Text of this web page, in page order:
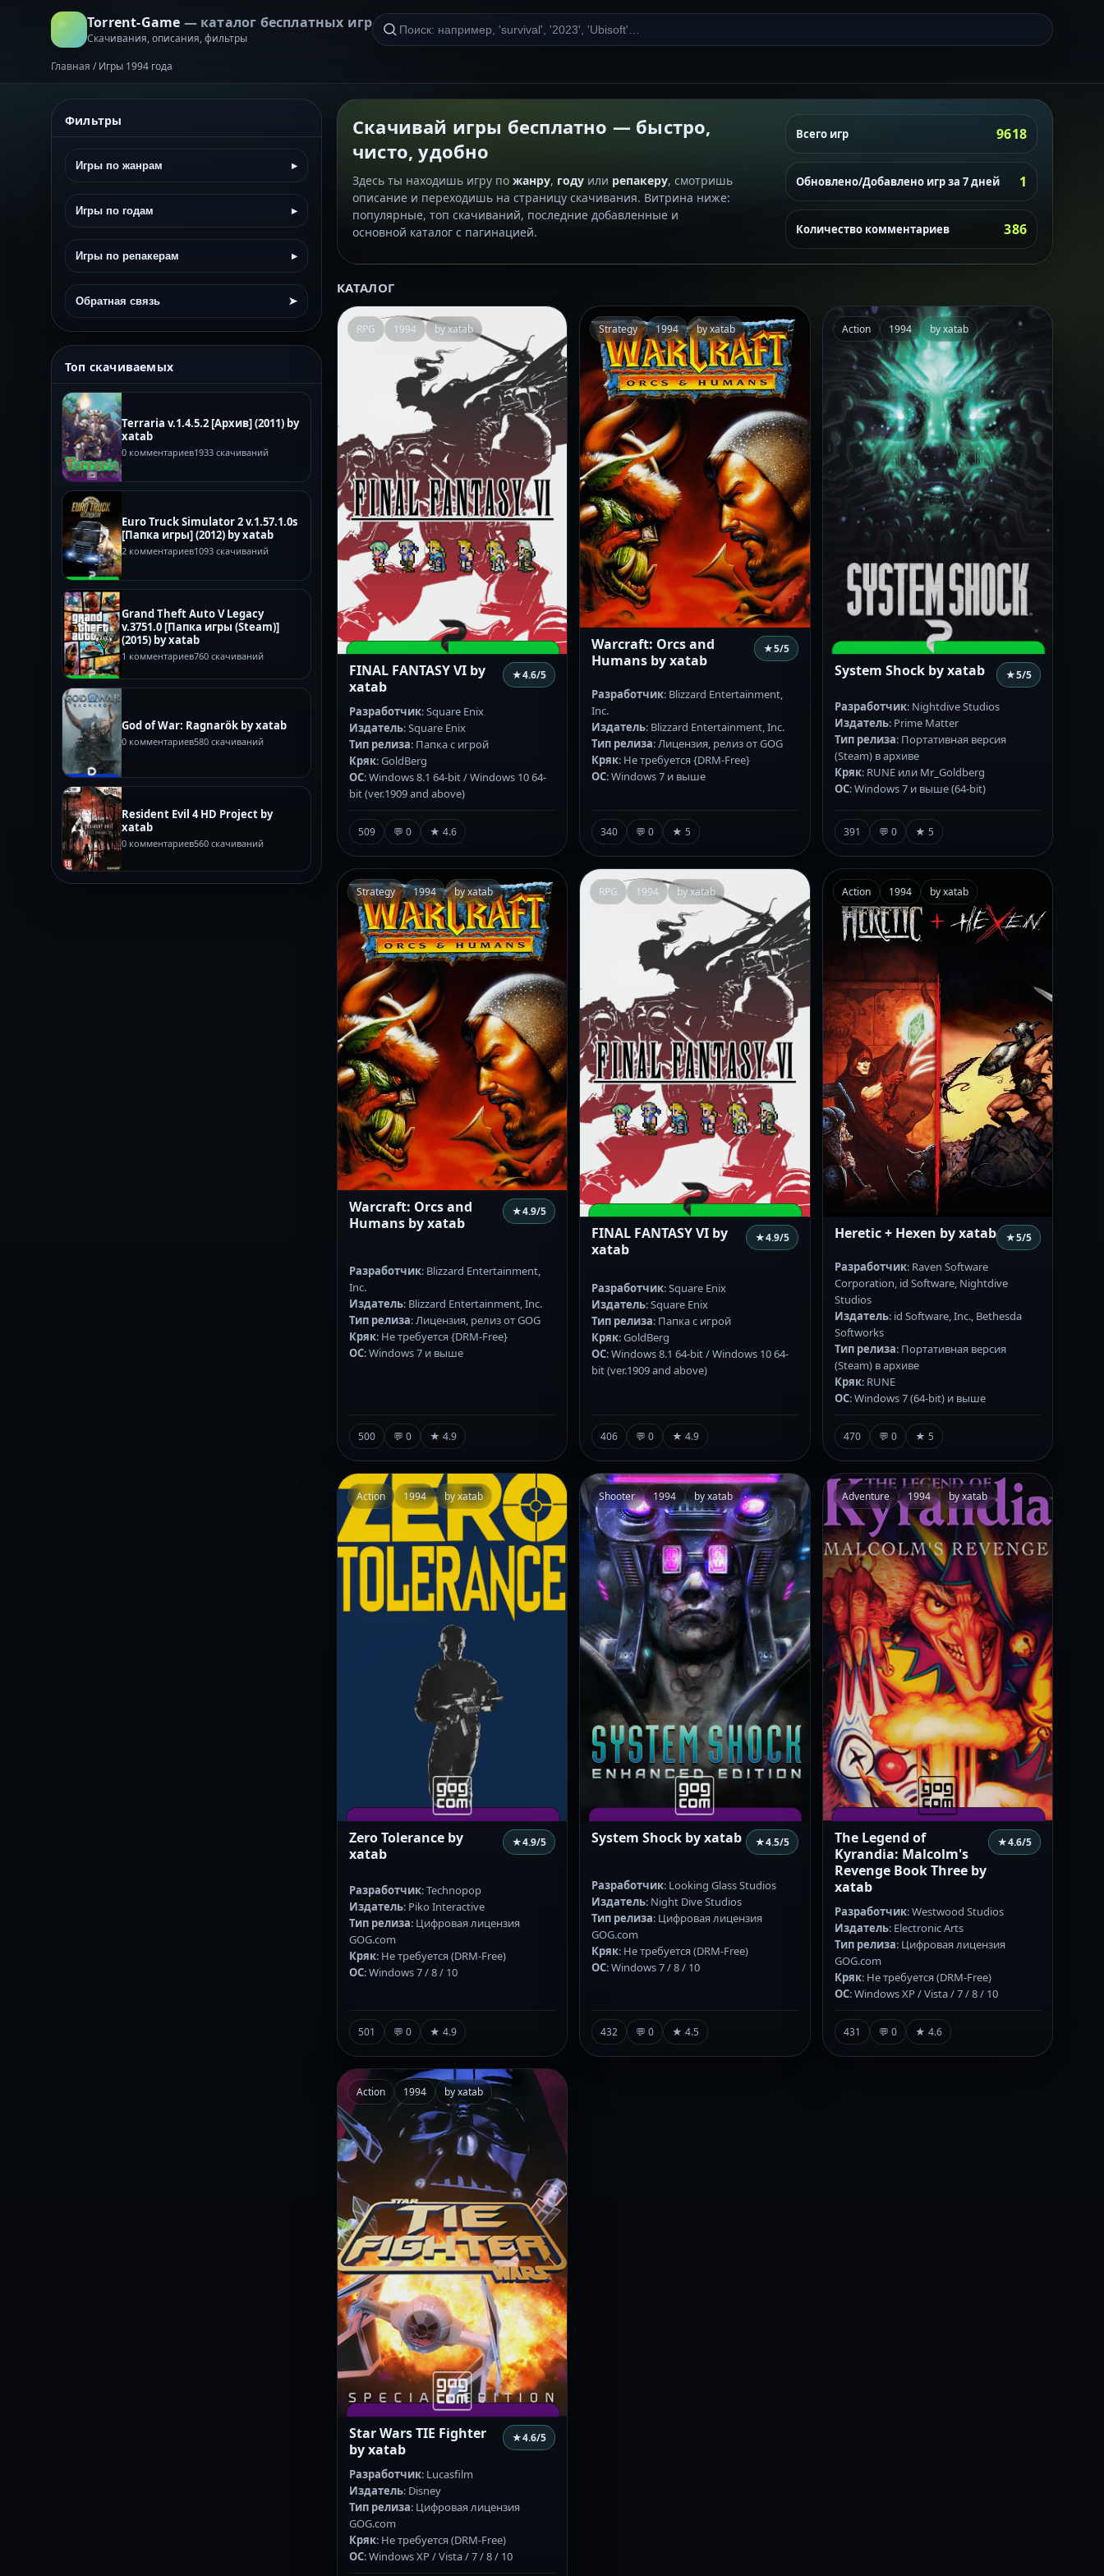
Torrent-Game — каталог бесплатных игр
Скачивания, описания, фильтры
Главная / Игры 1994 года
Фильтры
Игры по жанрам ▸
Игры по годам ▸
Игры по репакерам ▸
Обратная связь ➤
Топ скачиваемых
Terraria v.1.4.5.2 [Архив] (2011) by
xatab
0 комментариев1933 скачиваний
Euro Truck Simulator 2 v.1.57.1.0s
[Папка игры] (2012) by xatab
2 комментариев1093 скачиваний
Grand Theft Auto V Legacy
v.3751.0 [Папка игры (Steam)]
(2015) by xatab
1 комментариев760 скачиваний
God of War: Ragnarök by xatab
0 комментариев580 скачиваний
Resident Evil 4 HD Project by
xatab
0 комментариев560 скачиваний
Скачивай игры бесплатно — быстро,
чисто, удобно
Здесь ты находишь игру по жанру, году или репакеру, смотришь
описание и переходишь на страницу скачивания. Витрина ниже:
популярные, топ скачиваний, последние добавленные и
основной каталог с пагинацией.
Всего игр 9618
Обновлено/Добавлено игр за 7 дней 1
Количество комментариев 386
КАТАЛОГ
RPG 1994 by xatab
FINAL FANTASY VI by
xatab
★4.6/5
Разработчик: Square Enix
Издатель: Square Enix
Тип релиза: Папка с игрой
Кряк: GoldBerg
ОС: Windows 8.1 64-bit / Windows 10 64-
bit (ver.1909 and above)
509 💬 0 ★ 4.6
Strategy 1994 by xatab
Warcraft: Orcs and
Humans by xatab
★5/5
Разработчик: Blizzard Entertainment,
Inc.
Издатель: Blizzard Entertainment, Inc.
Тип релиза: Лицензия, релиз от GOG
Кряк: Не требуется {DRM-Free}
ОС: Windows 7 и выше
340 💬 0 ★ 5
Action 1994 by xatab
System Shock by xatab ★5/5
Разработчик: Nightdive Studios
Издатель: Prime Matter
Тип релиза: Портативная версия
(Steam) в архиве
Кряк: RUNE или Mr_Goldberg
ОС: Windows 7 и выше (64-bit)
391 💬 0 ★ 5
Strategy 1994 by xatab
Warcraft: Orcs and
Humans by xatab
★4.9/5
Разработчик: Blizzard Entertainment,
Inc.
Издатель: Blizzard Entertainment, Inc.
Тип релиза: Лицензия, релиз от GOG
Кряк: Не требуется {DRM-Free}
ОС: Windows 7 и выше
500 💬 0 ★ 4.9
RPG 1994 by xatab
FINAL FANTASY VI by
xatab
★4.9/5
Разработчик: Square Enix
Издатель: Square Enix
Тип релиза: Папка с игрой
Кряк: GoldBerg
ОС: Windows 8.1 64-bit / Windows 10 64-
bit (ver.1909 and above)
406 💬 0 ★ 4.9
Action 1994 by xatab
Heretic + Hexen by xatab ★5/5
Разработчик: Raven Software
Corporation, id Software, Nightdive
Studios
Издатель: id Software, Inc., Bethesda
Softworks
Тип релиза: Портативная версия
(Steam) в архиве
Кряк: RUNE
ОС: Windows 7 (64-bit) и выше
470 💬 0 ★ 5
Action 1994 by xatab
Zero Tolerance by
xatab
★4.9/5
Разработчик: Technopop
Издатель: Piko Interactive
Тип релиза: Цифровая лицензия
GOG.com
Кряк: Не требуется (DRM-Free)
ОС: Windows 7 / 8 / 10
501 💬 0 ★ 4.9
Shooter 1994 by xatab
System Shock by xatab ★4.5/5
Разработчик: Looking Glass Studios
Издатель: Night Dive Studios
Тип релиза: Цифровая лицензия
GOG.com
Кряк: Не требуется (DRM-Free)
ОС: Windows 7 / 8 / 10
432 💬 0 ★ 4.5
Adventure 1994 by xatab
The Legend of
Kyrandia: Malcolm's
Revenge Book Three by
xatab
★4.6/5
Разработчик: Westwood Studios
Издатель: Electronic Arts
Тип релиза: Цифровая лицензия
GOG.com
Кряк: Не требуется (DRM-Free)
ОС: Windows XP / Vista / 7 / 8 / 10
431 💬 0 ★ 4.6
Action 1994 by xatab
Star Wars TIE Fighter
by xatab
★4.6/5
Разработчик: Lucasfilm
Издатель: Disney
Тип релиза: Цифровая лицензия
GOG.com
Кряк: Не требуется (DRM-Free)
ОС: Windows XP / Vista / 7 / 8 / 10